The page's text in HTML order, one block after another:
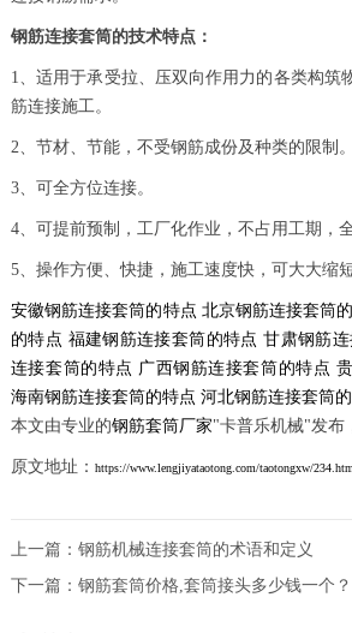
钢筋连接套筒的技术特点：
1、适用于承受拉、压双向作用力的各类构筑
筋连接施工。
2、节材、节能，不受钢筋成份及种类的限制。
3、可全方位连接。
4、可提前预制，工厂化作业，不占用工期，
5、操作方便、快捷，施工速度快，可大大缩短
安徽钢筋连接套筒的特点 北京钢筋连接套筒
的特点 福建钢筋连接套筒的特点 甘肃钢筋
连接套筒的特点 广西钢筋连接套筒的特点
海南钢筋连接套筒的特点 河北钢筋连接套筒
本文由专业的钢筋套筒厂家"卡普乐机械"发布
原文地址： https://www.lengjiyataotong.com/taotongxw/
上一篇： 钢筋机械连接套筒的术语和定义
下一篇： 钢筋套筒价格,套筒接头多少钱一个？